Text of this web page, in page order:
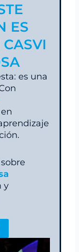
ES
es una
y